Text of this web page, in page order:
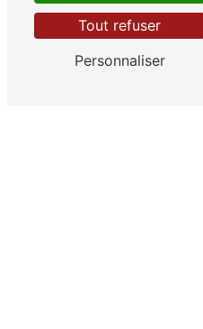
Tout refuser
Personnaliser